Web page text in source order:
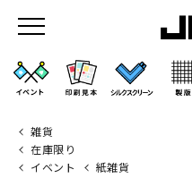
雑貨
在庫限り
イベント
紙雑貨